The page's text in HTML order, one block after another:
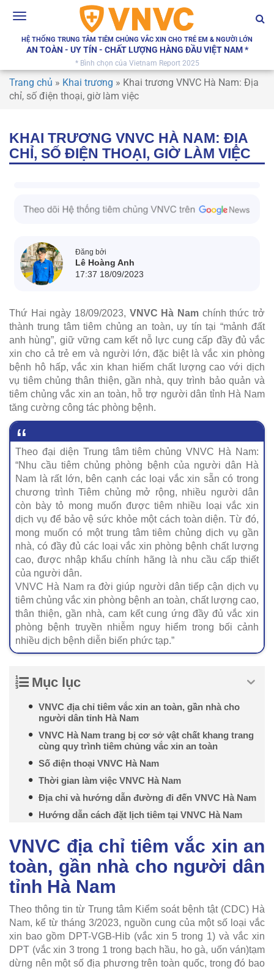
Toggle
HỆ THỐNG TRUNG TÂM TIÊM CHỦNG VẮC XIN CHO TRẺ EM & NGƯỜI LỚN
AN TOÀN - UY TÍN - CHẤT LƯỢNG HÀNG ĐẦU VIỆT NAM *
* Bình chọn của Vietnam Report 2025
Trang chủ » Khai trương » Khai trương VNVC Hà Nam: Địa
chỉ, số điện thoại, giờ làm việc
KHAI TRƯƠNG VNVC HÀ NAM: ĐỊA
CHỈ, SỐ ĐIỆN THOẠI, GIỜ LÀM VIỆC
Đăng bởi
Lê Hoàng Anh
17:37 18/09/2023
Thứ Hai ngày 18/09/2023, VNVC Hà Nam chính thức trở
thành trung tâm tiêm chủng an toàn, uy tín tại “mảnh đất
anh hùng”, giữ vững cam kết nỗ lực cung cấp đầy đủ vắc
xin cho cả trẻ em và người lớn, đặc biệt là vắc xin phòng
bệnh hô hấp, vắc xin khan hiếm chất lượng cao với dịch
vụ tiêm chủng thân thiện, gần nhà, quy trình bảo quản và
tiêm chủng vắc xin an toàn, hỗ trợ người dân tỉnh Hà Nam
tăng cường công tác phòng bệnh.
Theo đại diện Trung tâm tiêm chủng VNVC Hà Nam:
“Nhu cầu tiêm chủng phòng bệnh của người dân Hà
Nam là rất lớn, bên cạnh các loại vắc xin sẵn có trong
chương trình Tiêm chủng mở rộng, nhiều người dân
còn bày tỏ mong muốn được tiêm nhiều loại vắc xin
dịch vụ để bảo vệ sức khỏe một cách toàn diện. Từ đó,
mong muốn có một trung tâm tiêm chủng dịch vụ gần
nhà, có đầy đủ các loại vắc xin phòng bệnh chất lượng
cao, được nhập khẩu chính hãng là nhu cầu cấp thiết
của người dân.
VNVC Hà Nam ra đời giúp người dân tiếp cận dịch vụ
tiêm chủng vắc xin phòng bệnh an toàn, chất lượng cao,
thân thiện, gần nhà, cam kết cung ứng đầy đủ vắc xin
phòng bệnh truyền nhiễm nguy hiểm trong bối cảnh
nhiều dịch bệnh diễn biến phức tạp.”
Mục lục
VNVC địa chỉ tiêm vắc xin an toàn, gần nhà cho
người dân tỉnh Hà Nam
VNVC Hà Nam trang bị cơ sở vật chất khang trang
cùng quy trình tiêm chủng vắc xin an toàn
Số điện thoại VNVC Hà Nam
Thời gian làm việc VNVC Hà Nam
Địa chỉ và hướng dẫn đường đi đến VNVC Hà Nam
Hướng dẫn cách đặt lịch tiêm tại VNVC Hà Nam
VNVC địa chỉ tiêm vắc xin an
toàn, gần nhà cho người dân
tỉnh Hà Nam
Theo thông tin từ Trung tâm Kiểm soát bệnh tật (CDC) Hà
Nam, kể từ tháng 3/2023, nguồn cung của một số loại vắc
xin bao gồm DPT-VGB-Hib (vắc xin 5 trong 1) và vắc xin
DPT (vắc xin 3 trong 1 trong bạch hầu, ho gà, uốn ván)tạm
dừng nên một số địa phương trên toàn quốc, trong đó bao